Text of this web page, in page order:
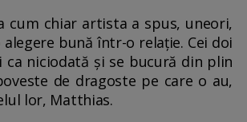
cum chiar artista a spus, uneori,
alegere bună într-o relație. Cei doi
niciodată și se bucură din plin
de dragoste pe care o au,
lor, Matthias.